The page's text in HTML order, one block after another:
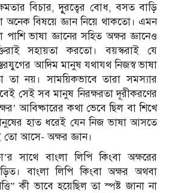
বিচার, দূূূূরত্বের বোধ, বসত বাড়ি
অনেক বিষয়ে জ্ঞান নিয়ে থাকতো। এমন
ভাষা জ্ঞানের সহিত অক্ষর জ্ঞানেও
সহায়তা করতো। বয়স্করাই যে
আদিম মানুষ যথাযথ নিজস্ব ভাষা
তা নয়। সাময়িকভাবে তারা সমস্যার
সেই সব মানুষ নিরক্ষরতা দূরীকরণের
আবিষ্কারের কথা ভেবে ছিল বা শিখে
হাত ধরেই যেন নিজ ভাষা আসতে
আসে- অক্ষর জ্ঞান।
সাথে বাংলা লিপি কিংবা অক্ষরের
বাংলা লিপি কিংবা অক্ষর অথবা
কী ভাবে হয়েছিল তা স্পষ্ট জানা না